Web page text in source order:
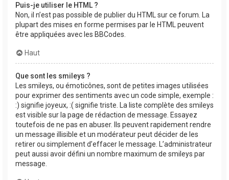
Puis-je utiliser le HTML ?
Non, il n’est pas possible de publier du HTML sur ce forum. La
plupart des mises en forme permises par le HTML peuvent
être appliquées avec les BBCodes.
Haut
Que sont les smileys ?
Les smileys, ou émoticônes, sont de petites images utilisées
pour exprimer des sentiments avec un code simple, exemple :
:) signifie joyeux, :( signifie triste. La liste complète des smileys
est visible sur la page de rédaction de message. Essayez
toutefois de ne pas en abuser. Ils peuvent rapidement rendre
un message illisible et un modérateur peut décider de les
retirer ou simplement d’effacer le message. L’administrateur
peut aussi avoir défini un nombre maximum de smileys par
message.